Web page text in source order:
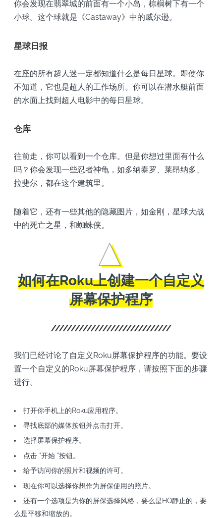
你会发现在翡翠城的前面有一个小岛，棕榈树下有一个
小球。这个球就是《Castaway》中的威尔逊。
星球日报
在座的所有超人迷一定都知道什么是每日星球。即使你
不知道，它也是超人的工作场所。你可以在潜水艇前面
的水面上找到超人电影中的每日星球。
仓库
往前走，你可以看到一个仓库。但是你想过里面有什么
吗？你会发现一些忍者神龟，如多纳泰罗、莱昂纳多、
拉斐尔，都在这个建筑里。
随着它，还有一些其他的隐藏图片，如金刚，星球大战
中的死亡之星，和蜘蛛侠。
如何在Roku上创建一个自定义
屏幕保护程序
我们已经讨论了自定义Roku屏幕保护程序的功能。要设
置一个自定义的Roku屏幕保护程序，请按照下面的步骤
进行。
打开你手机上的Roku应用程序。
寻找底部的媒体按钮并点击打开。
选择屏幕保护程序。
点击 "开始 "按钮。
给予访问你的照片和视频的许可。
现在你可以选择你想作为屏保使用的照片。
还有一个选项是为你的屏保选择风格，要么是HQ静止的，要
么是平移和缩放的。